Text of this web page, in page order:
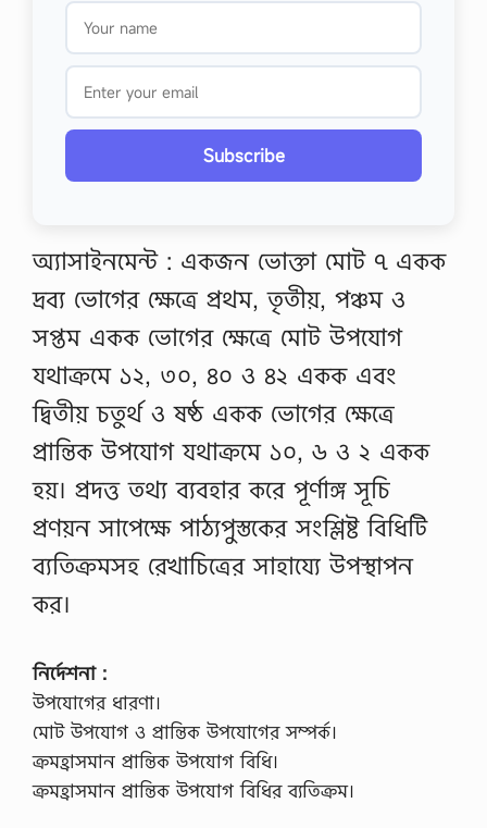
Subscribe
অ্যাসাইনমেন্ট : একজন ভোক্তা মোট ৭ একক
দ্রব্য ভোগের ক্ষেত্রে প্রথম, তৃতীয়, পঞ্চম ও
সপ্তম একক ভোগের ক্ষেত্রে মোট উপযোগ
যথাক্রমে ১২, ৩০, ৪০ ও ৪২ একক এবং
দ্বিতীয় চতুর্থ ও ষষ্ঠ একক ভোগের ক্ষেত্রে
প্রান্তিক উপযোগ যথাক্রমে ১০, ৬ ও ২ একক
হয়। প্রদত্ত তথ্য ব্যবহার করে পূর্ণাঙ্গ সূচি
প্রণয়ন সাপেক্ষে পাঠ্যপুস্তকের সংশ্লিষ্ট বিধিটি
ব্যতিক্রমসহ রেখাচিত্রের সাহায্যে উপস্থাপন
কর।
নির্দেশনা :
উপযোগের ধারণা।
মোট উপযোগ ও প্রান্তিক উপযোগের সম্পর্ক।
ক্রমহ্রাসমান প্রান্তিক উপযোগ বিধি।
ক্রমহ্রাসমান প্রান্তিক উপযোগ বিধির ব্যতিক্রম।